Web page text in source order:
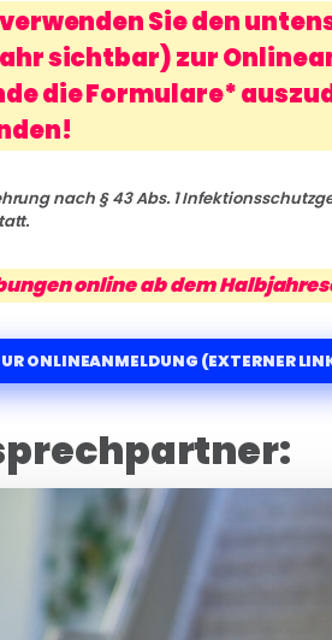
Sie den
sichtbar) zur
die Formulare*
nach § 43 Abs. 1
online ab dem
ONLINEANMELDUNG (EXTERNER